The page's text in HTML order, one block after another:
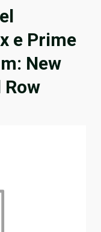
e Prime
New
Row